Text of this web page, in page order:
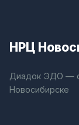
НРЦ
Диадок ЭДО —
Новосибирске